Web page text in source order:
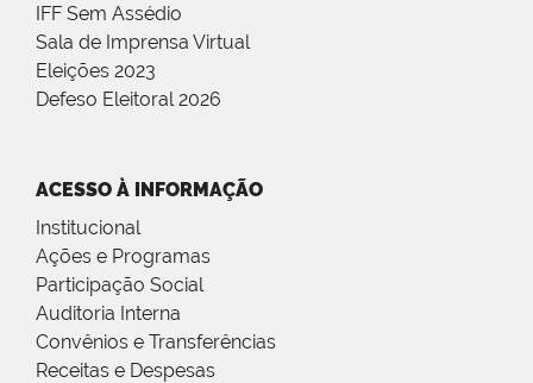
IFF Sem Assédio
Sala de Imprensa Virtual
Eleições 2023
Defeso Eleitoral 2026
ACESSO À INFORMAÇÃO
Institucional
Ações e Programas
Participação Social
Auditoria Interna
Convênios e Transferências
Receitas e Despesas